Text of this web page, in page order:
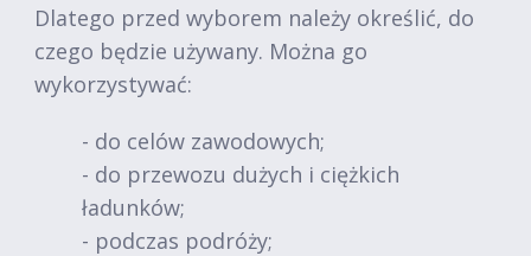
Dlatego przed wyborem należy określić, do
czego będzie używany. Można go
wykorzystywać:
- do celów zawodowych;
- do przewozu dużych i ciężkich
ładunków;
- podczas podróży;